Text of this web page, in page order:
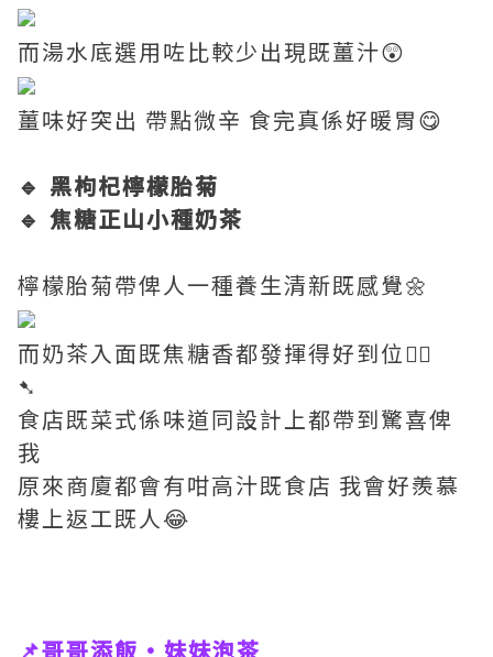
而湯水底選用咗比較少出現既薑汁😲
薑味好突出 帶點微辛 食完真係好暖胃😋
🔹 黑枸杞檸檬胎菊
🔹 焦糖正山小種奶茶
檸檬胎菊帶俾人一種養生清新既感覺🌼
而奶茶入面既焦糖香都發揮得好到位👍🏼
➷
食店既菜式係味道同設計上都帶到驚喜俾
我
原來商廈都會有咁高汁既食店 我會好羨慕
樓上返工既人😂
📌哥哥添飯•妹妹泡茶